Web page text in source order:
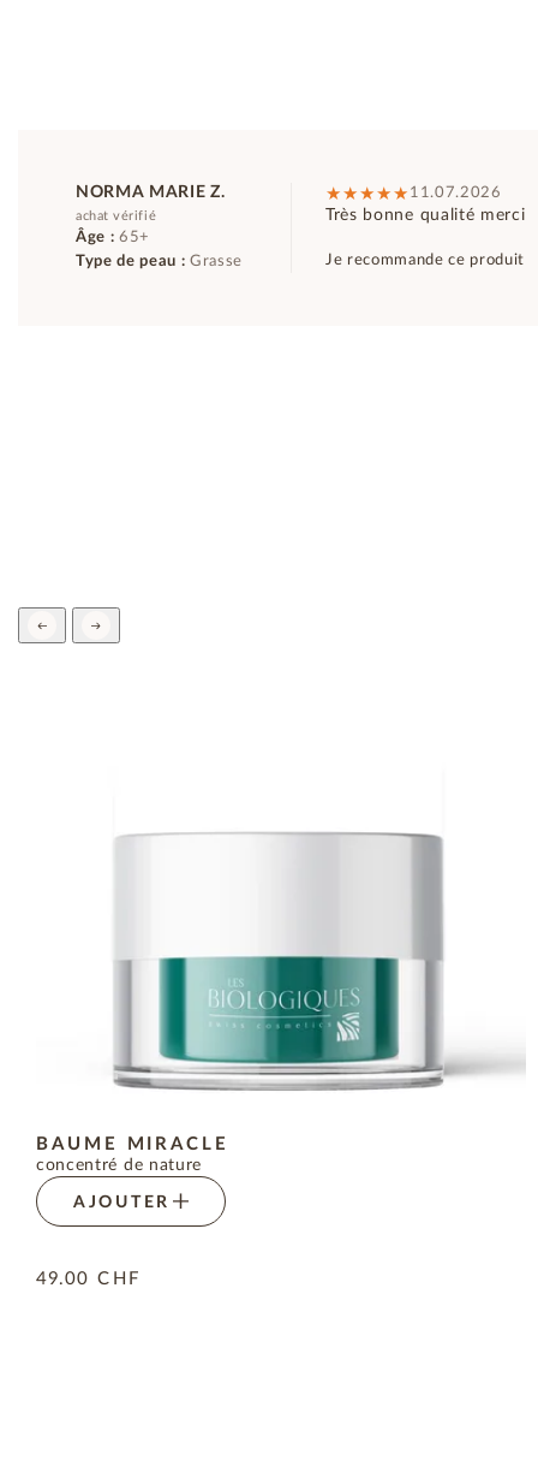
NORMA MARIE Z.
achat vérifié
Âge : 65+
Type de peau : Grasse
11.07.2026
Très bonne qualité merci
Je recommande ce produit
BAUME MIRACLE
concentré de nature
AJOUTER
49.00 CHF